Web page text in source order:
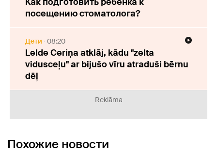
посещению стоматолога?
Дети 08:20
Lelde Ceriņa atklāj, kādu "zelta
vidusceļu" ar bijušo vīru atraduši bērnu
dēļ
Reklāma
Похожие новости